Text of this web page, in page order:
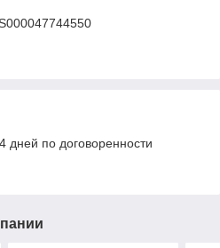
дней по договоренности